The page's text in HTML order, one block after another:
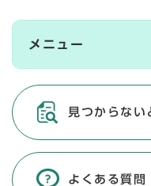
メニュー
見つからない
よくある質問